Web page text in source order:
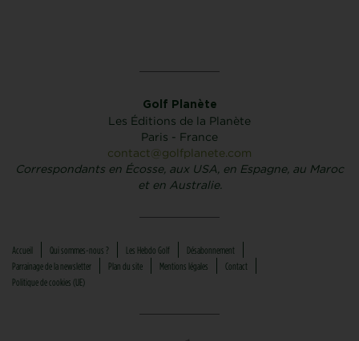
Golf Planète
Les Éditions de la Planète
Paris - France
contact@golfplanete.com
Correspondants en Écosse, aux USA, en Espagne, au Maroc
et en Australie.
Accueil Qui sommes-nous ? Les Hebdo Golf
Désabonnement
Parrainage de la newsletter
Plan du site Mentions légales
Contact
Politique de cookies (UE)